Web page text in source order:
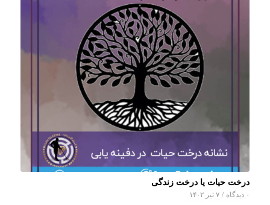
درخت حیات یا درخت زندگی
۰ دیدگاه / ۷ تیر ۱۴۰۲